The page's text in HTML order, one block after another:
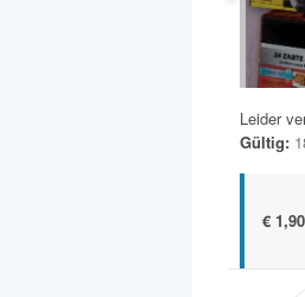
Leider
Gültig:
€